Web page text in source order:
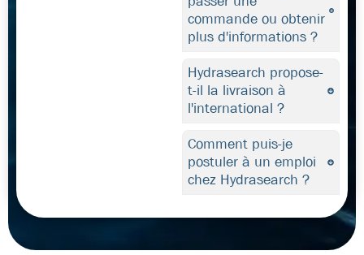
commande ou obtenir
plus d'informations ?
Hydrasearch propose-
t-il la livraison à
l'international ?
Comment puis-je
postuler à un emploi
chez Hydrasearch ?